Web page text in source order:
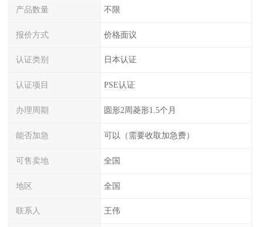
产品数量 不限
报价方式 价格面议
认证类别 日本认证
认证项目 PSE认证
办理周期 圆形2周菱形1.5个月
能否加急 可以（需要收取加急费）
可售卖地 全国
地区 全国
联系人 王伟